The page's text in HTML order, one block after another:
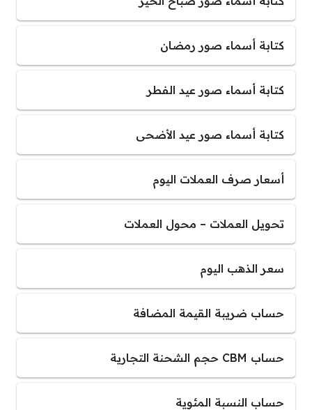
كتابة أسماء صور رمضان
كتابة أسماء صور عيد الفطر
كتابة أسماء صور عيد الأضحى
أسعار صرف العملات اليوم
تحويل العملات – محول العملات
سعر الذهب اليوم
حساب ضريبة القيمة المضافة
حساب CBM حجم الشحنة التجارية
حساب النسبة المئوية